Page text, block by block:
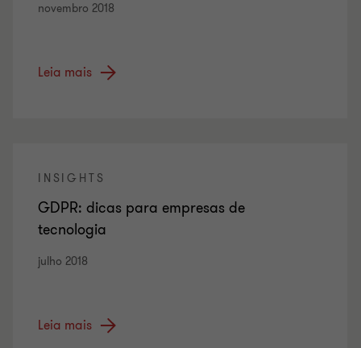
novembro 2018
Leia mais
INSIGHTS
GDPR: dicas para empresas de
tecnologia
julho 2018
Leia mais